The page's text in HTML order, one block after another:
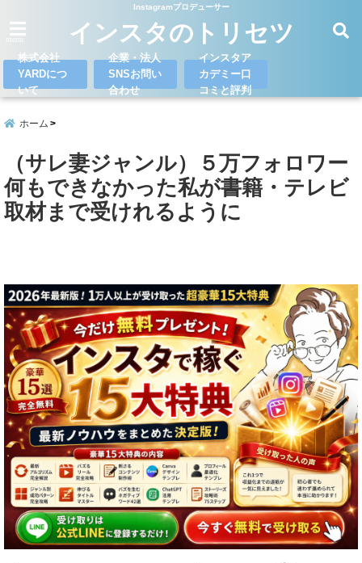
Instagramプロデューサー
インスタのトリセツ
株式会社
YARDにつ
いて
企業・法人
SNSお問い
合わせ
インスタア
カデミー口
コミと評判
ホーム
（サレ妻ジャンル）５万フォロワー
何もできなかった私が書籍・テレビ
取材まで受けれるように